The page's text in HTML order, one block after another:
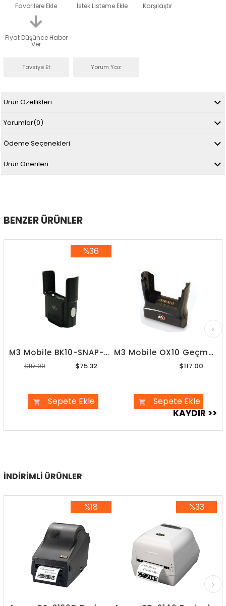
Favorilere Ekle İstek Listeme Ekle Karşılaştır
Fiyat Düşünce Haber
Ver
Tavsiye Et Yorum Yaz
Ürün Özellikleri
Yorumlar(0)
Ödeme Seçenekleri
Ürün Önerileri
BENZER ÜRÜNLER
M3 Mobile BK10-SNAP-CUS Şarj
$75.32
$117.00
Sepete Ekle
%36
M3 Mobile OX10 Geçmeli Yuva
$117.00
Sepete Ekle
İNDIRIMLI ÜRÜNLER
%18
%33